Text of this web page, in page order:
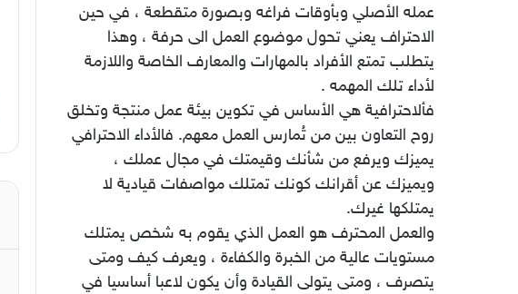
عمله الأصلي وبأوقات فراغه وبصورة متقطعة ، في حين
الاحتراف يعني تحول موضوع العمل الى حرفة ، وهذا
يتطلب تمتع الأفراد بالمهارات والمعارف الخاصة واللازمة
لأداء تلك المهمه .
فألاحترافية هي الأساس في تكوين بيئة عمل منتجة وتخلق
روح التعاون بين من تُمارس العمل معهم. فالأداء الاحترافي
يميزك ويرفع من شأنك وقيمتك في مجال عملك ،
ويميزك عن أقرانك كونك تمتلك مواصفات قيادية لا
يمتلكها غيرك.
والعمل المحترف هو العمل الذي يقوم به شخص يمتلك
مستويات عالية من الخبرة والكفاءة ، ويعرف كيف ومتى
يتصرف ، ومتى يتولى القيادة وأن يكون لاعبا أساسيا في